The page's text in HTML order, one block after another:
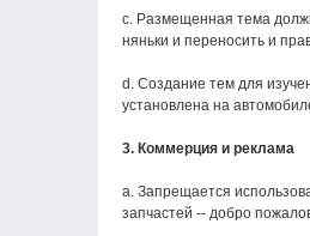
с. Размещенная тема
няньки и переносить и
d. Создание тем для
установлена на
3. Коммерция и реклама
a. Запрещается
запчастей -- добро